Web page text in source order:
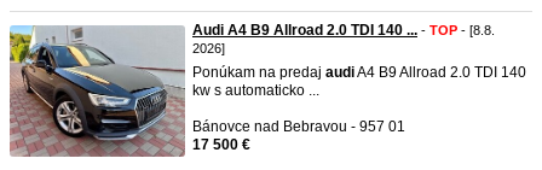
Audi A4 B9 Allroad 2.0 TDI 140 ... - TOP - [8.8.
2026]
Ponúkam na predaj audiA4 B9 Allroad 2.0 TDI 140
kw s automaticko ...
Bánovce nad Bebravou - 957 01
17 500 €